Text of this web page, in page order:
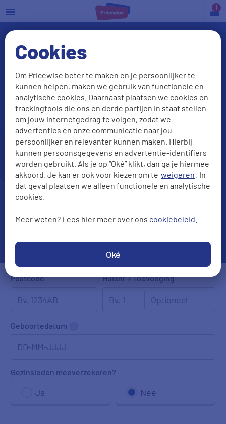
Cookies
Om Pricewise beter te maken en je persoonlijker te
kunnen helpen, maken we gebruik van functionele en
analytische cookies. Daarnaast plaatsen we cookies en
trackingtools die ons en derde partijen in staat stellen
om jouw internetgedrag te volgen, zodat we
advertenties en onze communicatie naar jou
persoonlijker en relevanter kunnen maken. Hierbij
kunnen persoonsgegevens en advertentie-identifiers
worden gebruikt. Als je op “Oké” klikt, dan ga je hiermee
akkoord. Je kan er ook voor kiezen om te weigeren . In
dat geval plaatsen we alleen functionele en analytische
cookies.
Meer weten? Lees hier meer over ons cookiebeleid
Oké
a
Reisverzekering vergelijken?
Check onze beste deals
Postcode Huisnr + Toevoeging
Geboortedatum
DD-MM-JJJJ
Gezinsleden meeverzekeren?
Ja Nee